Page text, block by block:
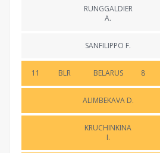
RUNGGALDIER
A.
SANFILIPPO F.
11 BLR BELARUS 8
ALIMBEKAVA D.
KRUCHINKINA
I.